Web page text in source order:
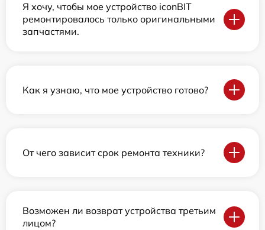
Я хочу, чтобы мое устройство iconBIT
ремонтировалось только оригинальными
запчастями.
Как я узнаю, что мое устройство готово?
От чего зависит срок ремонта техники?
Возможен ли возврат устройства третьим
лицом?